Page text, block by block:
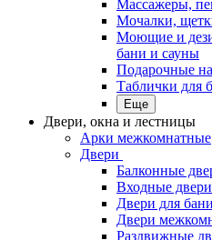
Массажеры,
Мочалки,
Моющие и
бани и сауны
Подарочные
Таблички для
Еще
Двери, окна и лестницы
Арки межкомнатные
Двери
Балконные
Входные двери
Двери для
Двери
Раздвижные